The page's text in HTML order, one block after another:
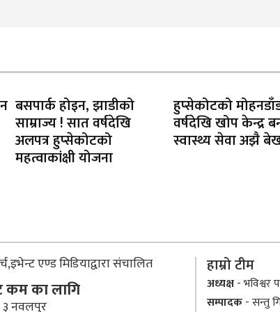
बसपार्क होइन, झाडीको
साम्राज्य ! सात वर्षदेखि
अलपत्र हुप्सेकोटको
महत्वाकांक्षी योजना
हुप्सेकोटको
वर्षदेखि खोप केन्द्र
स्वास्थ्य सेवा अझै
एण्ड मिडियाद्वारा संचालित
कम का लागि
३ नवलपुर
हाम्रो टीम
अध्यक्ष- भविश्वर
सम्पादक- सन्तु